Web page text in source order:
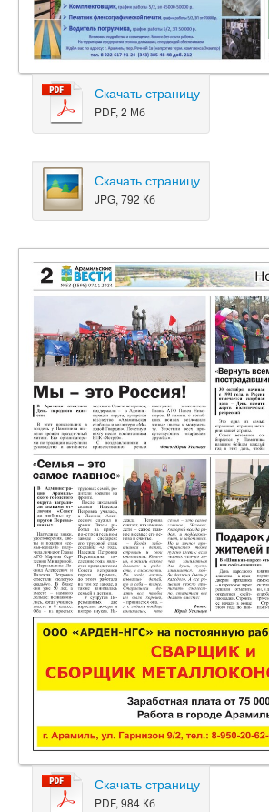
Скачать страницу
PDF, 2 Мб
Скачать страницу
JPG, 792 Кб
Скачать страницу
PDF, 984 Кб